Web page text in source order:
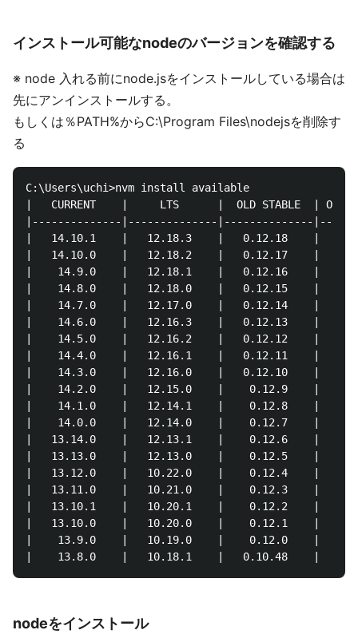
インストール可能なnodeのバージョンを確認する
※ node 入れる前にnode.jsをインストールしている場合は
先にアンインストールする。
もしくは％PATH%からC:\Program Files\nodejsを削除す
る
C:\Users\uchi>nvm install available
|   CURRENT    |     LTS      |  OLD STABLE  | OLD
|--------------|--------------|--------------
|   14.10.1    |   12.18.3    |   0.12.18    |
|   14.10.0    |   12.18.2    |   0.12.17    |
|    14.9.0    |   12.18.1    |   0.12.16    |
|    14.8.0    |   12.18.0    |   0.12.15    |
|    14.7.0    |   12.17.0    |   0.12.14    |
|    14.6.0    |   12.16.3    |   0.12.13    |
|    14.5.0    |   12.16.2    |   0.12.12    |
|    14.4.0    |   12.16.1    |   0.12.11    |
|    14.3.0    |   12.16.0    |   0.12.10    |
|    14.2.0    |   12.15.0    |    0.12.9    |
|    14.1.0    |   12.14.1    |    0.12.8    |
|    14.0.0    |   12.14.0    |    0.12.7    |
|   13.14.0    |   12.13.1    |    0.12.6    |
|   13.13.0    |   12.13.0    |    0.12.5    |
|   13.12.0    |   10.22.0    |    0.12.4    |
|   13.11.0    |   10.21.0    |    0.12.3    |
|   13.10.1    |   10.20.1    |    0.12.2    |
|   13.10.0    |   10.20.0    |    0.12.1    |
|    13.9.0    |   10.19.0    |    0.12.0    |
nodeをインストール